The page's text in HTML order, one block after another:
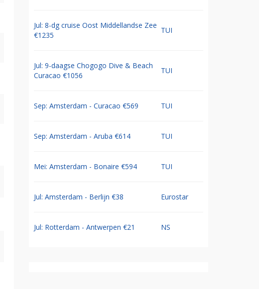
Jul: 8-dg cruise Oost Middellandse Zee
€1235
TUI
Jul: 9-daagse Chogogo Dive & Beach
Curacao €1056
TUI
Sep: Amsterdam - Curacao €569 TUI
Sep: Amsterdam - Aruba €614 TUI
Mei: Amsterdam - Bonaire €594 TUI
Jul: Amsterdam - Berlijn €38 Eurostar
Jul: Rotterdam - Antwerpen €21 NS